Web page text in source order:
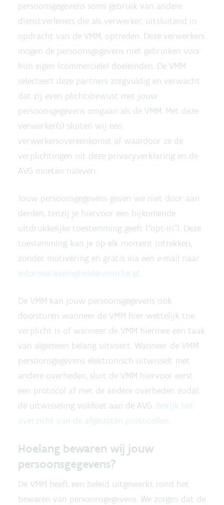
persoonsgegevens soms gebruik van andere
dienstverleners die als verwerker, uitsluitend in
opdracht van de VMM, optreden. Deze verwerkers
mogen de persoonsgegevens niet gebruiken voor
hun eigen (commerciële) doeleinden. De VMM
selecteert deze partners zorgvuldig en verwacht
dat zij even plichtsbewust met jouw
persoonsgegevens omgaan als de VMM. Met deze
verwerker(s) sluiten wij een
verwerkersovereenkomst af waardoor ze de
verplichtingen uit deze privacyverklaring en de
AVG moeten naleven.
Jouw persoonsgegevens geven we niet door aan
derden, tenzij je hiervoor een bijkomende
uitdrukkelijke toestemming geeft (“opt-in”). Deze
toestemming kan je op elk moment intrekken,
zonder motivering en gratis via een e-mail naar
informatieveiligheid@vmm.be
.
De VMM kan jouw persoonsgegevens ook
doorsturen wanneer de VMM hier wettelijk toe
verplicht is of wanneer de VMM hiermee een taak
van algemeen belang uitvoert. Wanneer de VMM
persoonsgegevens elektronisch uitwisselt met
andere overheden, sluit de VMM hiervoor eerst
een protocol af met de andere overheden zodat
de uitwisseling voldoet aan de AVG. Bekijk het
overzicht van de afgesloten protocollen.
Hoelang bewaren wij jouw
persoonsgegevens?
De VMM heeft een beleid uitgewerkt rond het
bewaren van persoonsgegevens. We zorgen dat de